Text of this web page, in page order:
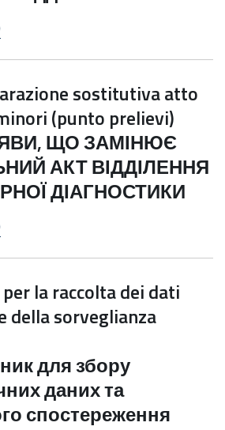
sostitutiva atto
(punto prelievi)
ЩО ЗАМІНЮЄ
АКТ ВІДДІЛЕННЯ
ДІАГНОСТИКИ
la raccolta dei dati
della sorveglianza
для збору
даних та
спостереження